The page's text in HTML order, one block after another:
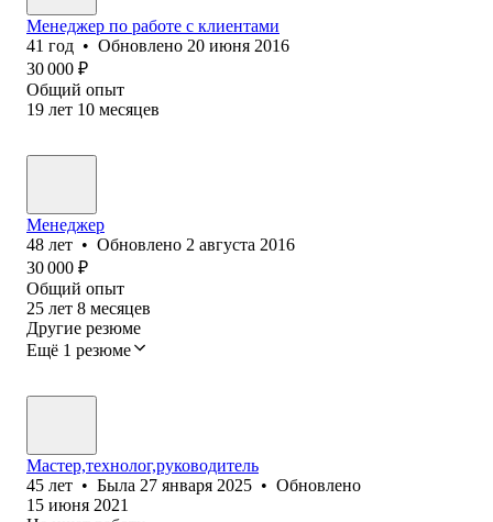
Менеджер по работе с клиентами
41 год • Обновлено 20 июня 2016
30 000 ₽
Общий опыт
19 лет 10 месяцев
Менеджер
48 лет • Обновлено 2 августа 2016
30 000 ₽
Общий опыт
25 лет 8 месяцев
Другие резюме
Ещё 1 резюме
Мастер,технолог,руководитель
45 лет • Была 27 января 2025 • Обновлено
15 июня 2021